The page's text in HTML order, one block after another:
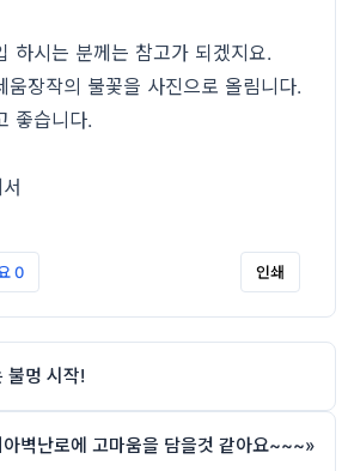
하시는 분께는 참고가 되겠지요.
움장작의 불꽃을 사진으로 올림니다.
좋습니다.
0 인쇄
불멍 시작!
벽난로에 고마움을 담을것 같아요~~~»